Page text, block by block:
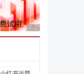
广告 商业广告，理性